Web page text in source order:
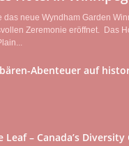
das neue Wyndham Garden
Zeremonie eröffnet. Das
Abenteuer auf
Leaf – Canada’s Diversity